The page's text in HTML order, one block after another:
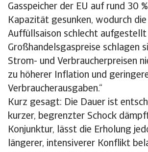
Gasspeicher der EU auf rund 30
Kapazität gesunken, wodurch
Auffüllsaison schlecht aufgestellt
Großhandelsgaspreise schlagen
Strom- und Verbraucherpreisen
zu höherer Inflation und
Verbraucherausgaben.“
Kurz gesagt: Die Dauer ist
kurzer, begrenzter Schock
Konjunktur, lässt die Erholung
längerer, intensiverer Konflikt